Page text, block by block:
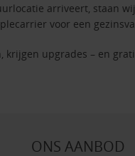
arriveert, staan
voor een
upgrades – en
ONS AANBOD